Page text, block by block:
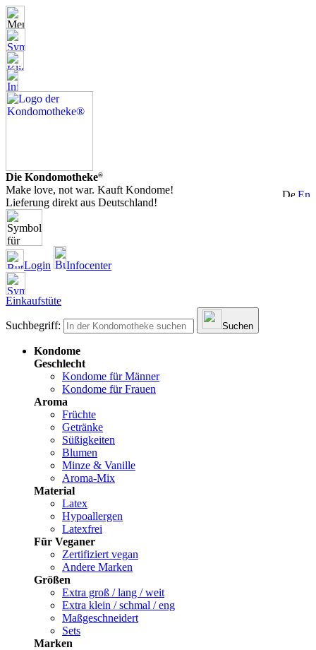
Die Kondomotheke®
Make love, not war. Kauft Kondome!
Lieferung direkt aus Deutschland!
Login Infocenter
Einkaufstüte
Suchbegriff: Suchen
Kondome
Geschlecht
Kondome für Männer
Kondome für Frauen
Aroma
Früchte
Getränke
Süßigkeiten
Blumen
Minze & Vanille
Aroma-Mix
Material
Latex
Hypoallergen
Latexfrei
Für Veganer
Zertifiziert vegan
Andere Marken
Größen
Extra groß / lang / weit
Extra klein / schmal / eng
Maßgeschneidert
Sets
Marken